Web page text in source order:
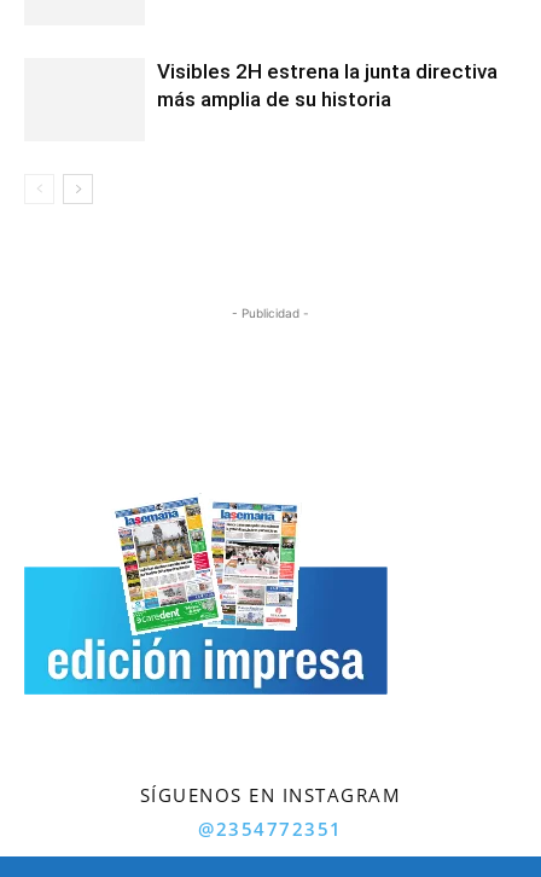
Visibles 2H estrena la junta directiva
más amplia de su historia
- Publicidad -
SÍGUENOS EN INSTAGRAM
@2354772351